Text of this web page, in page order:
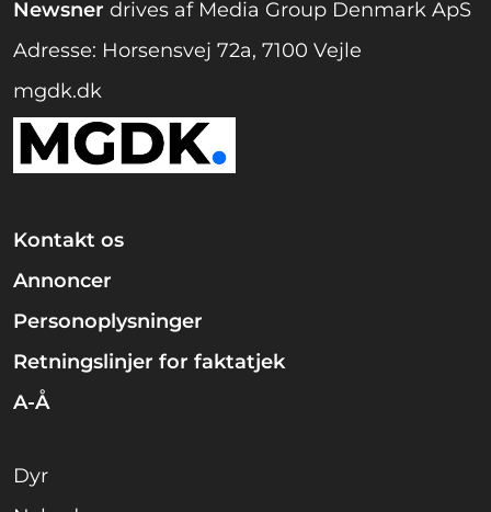
Newsner drives af Media Group Denmark ApS
Adresse: Horsensvej 72a, 7100 Vejle
mgdk.dk
Kontakt os
Annoncer
Personoplysninger
Retningslinjer for faktatjek
A-Å
Dyr